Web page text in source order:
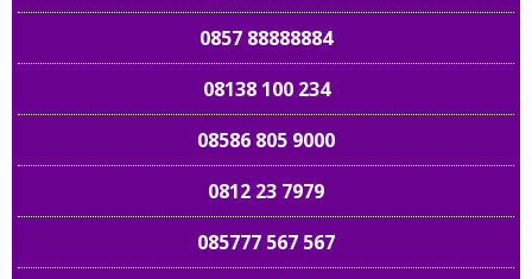
0857 88888884
08138 100 234
08586 805 9000
0812 23 7979
085777 567 567